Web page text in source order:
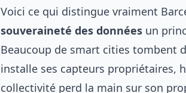
Voici ce qui distingue vraiment
souveraineté des données un
Beaucoup de smart cities tombent
installe ses capteurs propriétaires,
collectivité perd la main sur son